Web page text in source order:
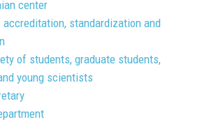
center
accreditation, standardization and
of students, graduate students,
young scientists